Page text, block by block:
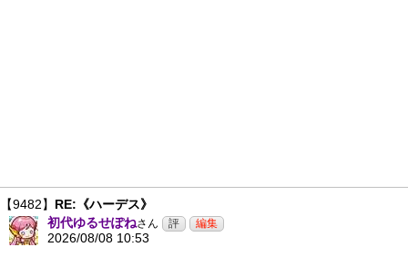
【9482】 RE:《ハーデス》
初代ゆるせぽねさん
2026/08/08 10:53